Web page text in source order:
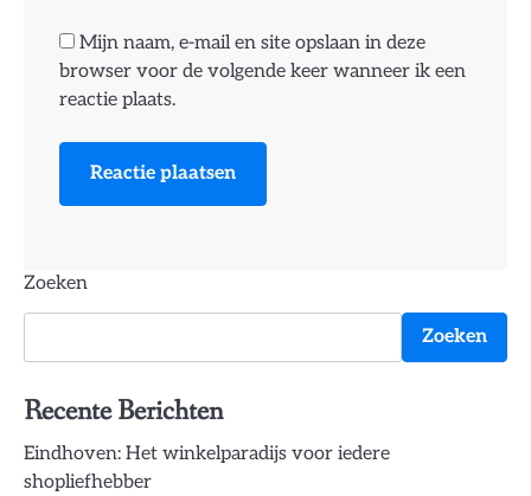
Mijn naam, e-mail en site opslaan in deze
browser voor de volgende keer wanneer ik een
reactie plaats.
Zoeken
Zoeken
Recente Berichten
Eindhoven: Het winkelparadijs voor iedere
shopliefhebber